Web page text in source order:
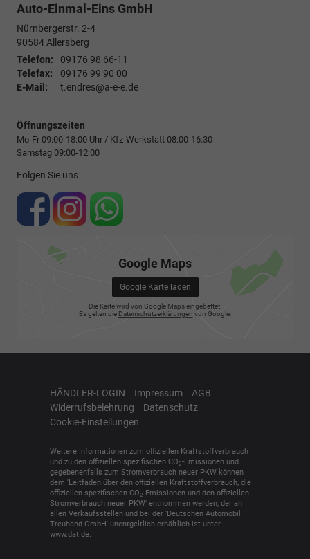
Auto-Einmal-Eins GmbH
Nürnbergerstr. 2-4
90584Allersberg
Telefon:
09176 98 66-11
Telefax:
09176 99 90 00
E-Mail:
t.endres@a-e-e.de
Öffnungszeiten
Mo-Fr 09:00-18:00 Uhr / Kfz-Werkstatt 08:00-16:30
Samstag 09:00-12:00
Folgen Sie uns
Google Maps
Google Karte laden
Die Karte wird von Google Maps eingebettet.
Es gelten die Datenschutzerklärungen von Google.
HÄNDLER-LOGIN Impressum
AGB
Widerrufsbelehrung
Datenschutz
Cookie-Einstellungen
Weitere Informationen zum offiziellen Kraftstoffverbrauch
und zu den offiziellen spezifischen CO2-Emissionen und
gegebenenfalls zum Stromverbrauch neuer PKW können
dem 'Leitfaden über den offiziellen Kraftstoffverbrauch, die
offiziellen spezifischen CO2-Emissionen und den offiziellen
Stromverbrauch neuer PKW' entnommen werden, der an
allen Verkaufsstellen und bei der 'Deutschen Automobil
Treuhand GmbH' unentgeltlich erhältlich ist unter
www.dat.de.